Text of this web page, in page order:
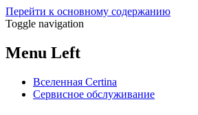
Перейти к основному содержанию
Toggle navigation
Menu Left
Вселенная Certina
Сервисное обслуживание